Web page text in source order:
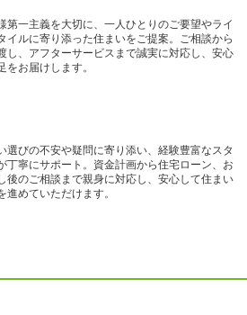
第一主義を大切に、一人ひとりのご要望やライ
イルに寄り添った住まいをご提案。ご相談から
し、アフターサービスまで誠実に対応し、安心
をお届けします。
選びの不安や疑問に寄り添い、経験豊富なスタ
丁寧にサポート。資金計画から住宅ローン、お
後のご相談まで親身に対応し、安心して住まい
進めていただけます。